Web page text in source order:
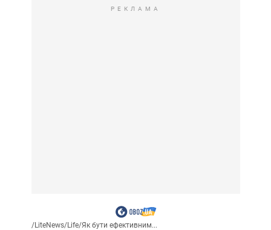
РЕКЛАМА
/LiteNews/Life/Як бути ефективним...